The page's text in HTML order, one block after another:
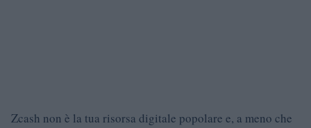
Zcash non è la tua risorsa digitale popolare e, a meno che